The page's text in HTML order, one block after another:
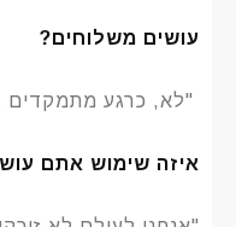
עושים משלוחים?
"לא, כרגע מתמקדים
איזה שימוש אתם